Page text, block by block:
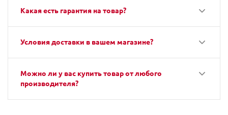
Какая есть гарантия на товар?
Условия доставки в вашем магазине?
Можно ли у вас купить товар от любого
производителя?